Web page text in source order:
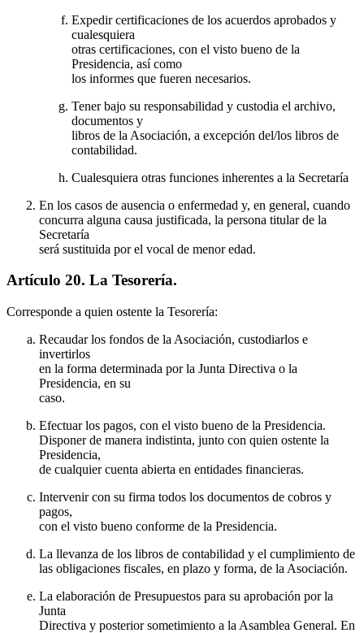
Expedir certificaciones de los acuerdos aprobados y
cualesquiera
otras certificaciones, con el visto bueno de la
Presidencia, así como
los informes que fueren necesarios.
Tener bajo su responsabilidad y custodia el archivo,
documentos y
libros de la Asociación, a excepción del/los libros de
contabilidad.
Cualesquiera otras funciones inherentes a la Secretaría
En los casos de ausencia o enfermedad y, en general, cuando
concurra alguna causa justificada, la persona titular de la
Secretaría
será sustituida por el vocal de menor edad.
Artículo 20. La Tesorería.
Corresponde a quien ostente la Tesorería:
Recaudar los fondos de la Asociación, custodiarlos e
invertirlos
en la forma determinada por la Junta Directiva o la
Presidencia, en su
caso.
Efectuar los pagos, con el visto bueno de la Presidencia.
Disponer de manera indistinta, junto con quien ostente la
Presidencia,
de cualquier cuenta abierta en entidades financieras.
Intervenir con su firma todos los documentos de cobros y
pagos,
con el visto bueno conforme de la Presidencia.
La llevanza de los libros de contabilidad y el cumplimiento de
las obligaciones fiscales, en plazo y forma, de la Asociación.
La elaboración de Presupuestos para su aprobación por la
Junta
Directiva y posterior sometimiento a la Asamblea General. En